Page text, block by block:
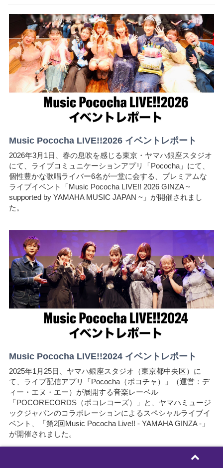
Music Pococha LIVE!!2026 イベントレポート
2026年3月1日、春の息吹を感じる東京・ヤマハ銀座スタジオ
にて、ライブコミュニケーションアプリ「Pococha」にて、
個性豊かな歌唱ライバー6名が一堂に会する、プレミアムな
ライブイベント「Music Pococha LIVE!! 2026 GINZA ~
supported by YAMAHA MUSIC JAPAN ~」が開催されまし
た。
Music Pococha LIVE!!2024 イベントレポート
2025年1月25日、ヤマハ銀座スタジオ（東京都中央区）に
て、ライブ配信アプリ「Pococha（ポコチャ）」（運営：デ
ィー・エヌ・エー）が展開する音楽レーベル
「POCORECORDS（ポコレコーズ）」と、ヤマハミュージ
ックジャパンのコラボレーションによるスペシャルライブイ
ベント、「第2回Music Pococha Live!! - YAMAHA GINZA -」
が開催されました。